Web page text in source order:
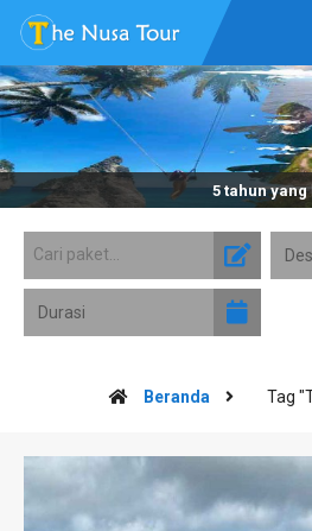
5 tahun yang
Beranda Tag